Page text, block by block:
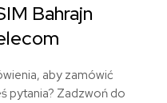
Bahrajn
aby zamówić
pytania? Zadzwoń do